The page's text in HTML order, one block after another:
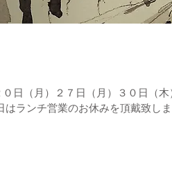
日（月）２７日（月）３０日（
はランチ営業のお休みを頂戴致し